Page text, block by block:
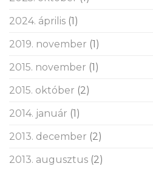
2024. április (1)
2019. november (1)
2015. november (1)
2015. október (2)
2014. január (1)
2013. december (2)
2013. augusztus (2)